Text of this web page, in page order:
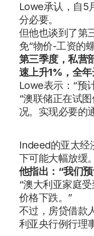
Lowe承认，自5
分必要。
但他也谈到了第
免“物价-工资的
第三季度，私营
速上升1%，全年
Lowe表示：“预
“澳联储正在试
况。实现必要的
Indeed的亚太经
下可能大幅放缓。
他指出：“我们
“澳大利亚家庭
价格下跌。”
不过，房贷借款
利亚央行例行理